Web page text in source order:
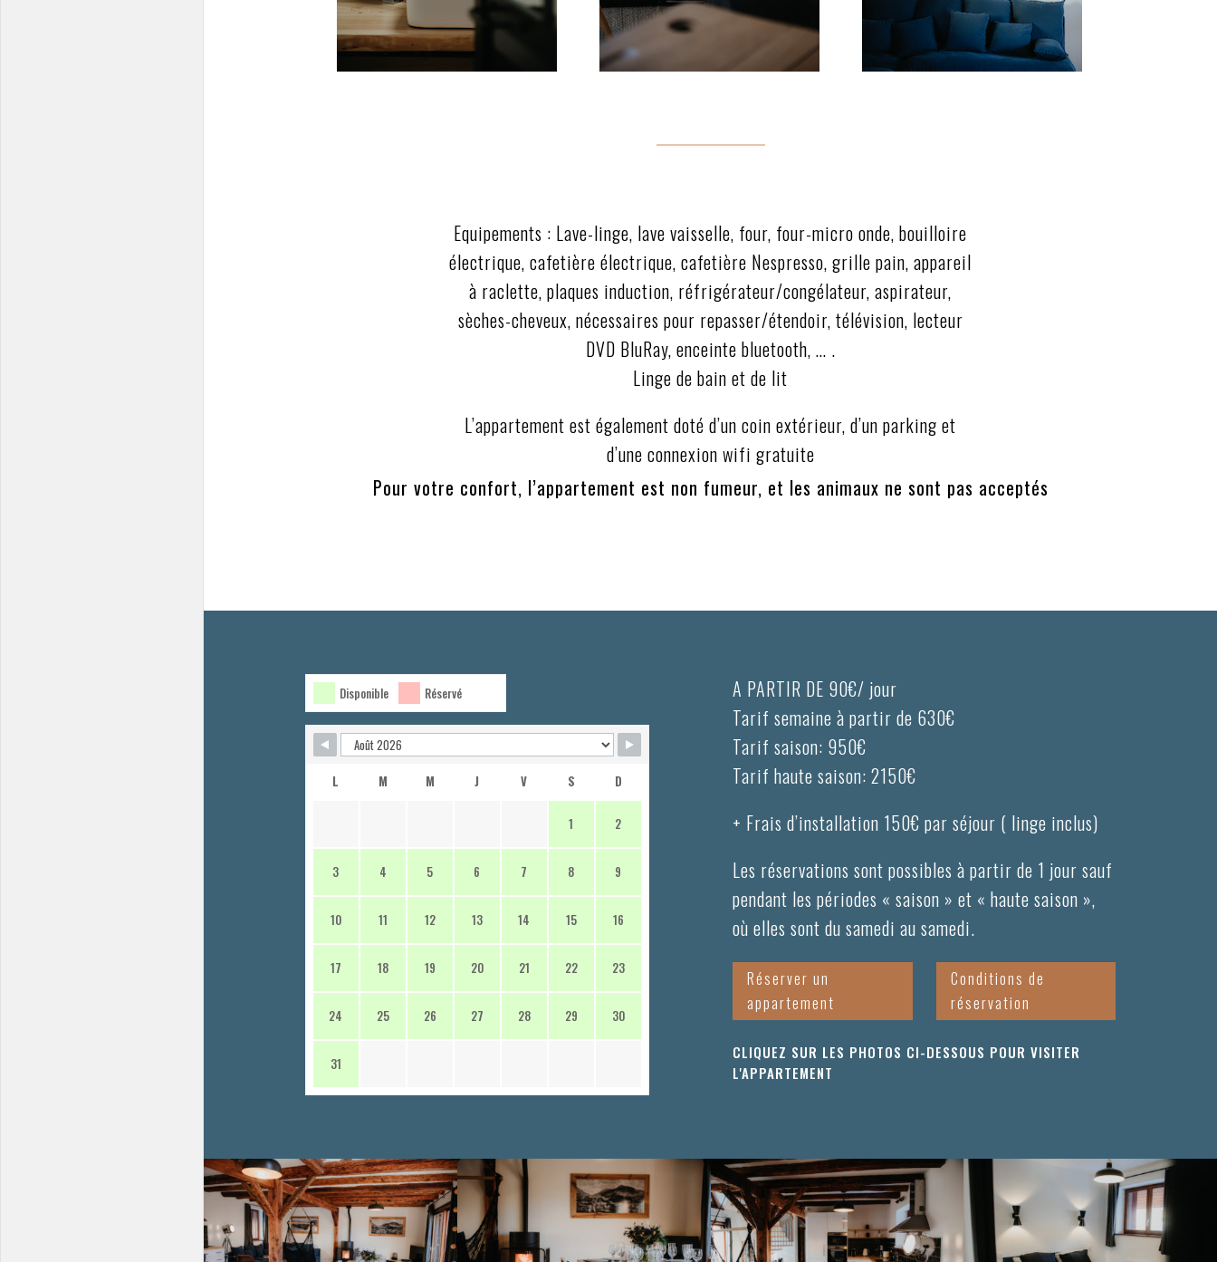
Equipements : Lave-linge, lave vaisselle, four, four-micro onde, bouilloire
électrique, cafetière électrique, cafetière Nespresso, grille pain, appareil
à raclette, plaques induction, réfrigérateur/congélateur, aspirateur,
sèches-cheveux, nécessaires pour repasser/étendoir, télévision, lecteur
DVD BluRay, enceinte bluetooth, … .
Linge de bain et de lit
L’appartement est également doté d’un coin extérieur, d’un parking et
d’une connexion wifi gratuite
Pour votre confort, l’appartement est non fumeur, et les animaux ne sont pas acceptés
Disponible Réservé
L M M J V S D
1 2
3 4 5 6 7 8 9
10 11 12 13 14 15 16
17 18 19 20 21 22 23
24 25 26 27 28 29 30
31
A PARTIR DE 90€/ jour
Tarif semaine à partir de 630€
Tarif saison: 950€
Tarif haute saison: 2150€
+ Frais d’installation 150€ par séjour ( linge inclus)
Les réservations sont possibles à partir de 1 jour sauf
pendant les périodes « saison » et « haute saison »,
où elles sont du samedi au samedi.
Réserver un
appartement
Conditions de
réservation
CLIQUEZ SUR LES PHOTOS CI-DESSOUS POUR VISITER
L'APPARTEMENT